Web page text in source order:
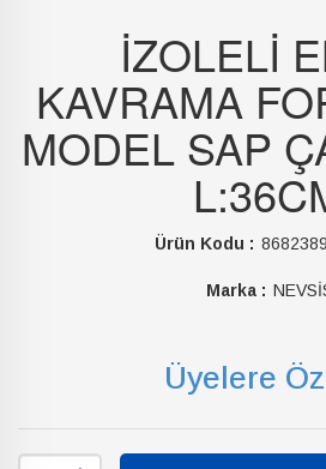
İZOLELİ
KAVRAMA
MODEL SAP
Ürün Kodu :
Marka :
Üyelere